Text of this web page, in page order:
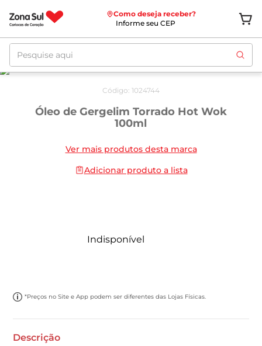
Como deseja receber?
Informe seu CEP
Pesquise aqui
Código: 1024744
Óleo de Gergelim Torrado Hot Wok
100ml
Ver mais produtos desta marca
Adicionar produto a lista
Indisponível
*Preços no Site e App podem ser diferentes das Lojas Físicas.
Descrição